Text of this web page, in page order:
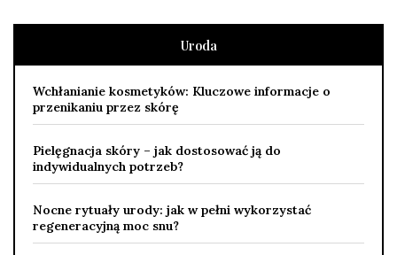
Uroda
Wchłanianie kosmetyków: Kluczowe informacje o
przenikaniu przez skórę
Pielęgnacja skóry – jak dostosować ją do
indywidualnych potrzeb?
Nocne rytuały urody: jak w pełni wykorzystać
regeneracyjną moc snu?